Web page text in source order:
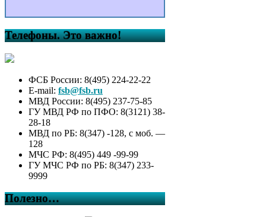
Телефоны. Это важно!
ФСБ России: 8(495) 224-22-22
E-mail: fsb@fsb.ru
МВД России: 8(495) 237-75-85
ГУ МВД РФ по ПФО: 8(3121) 38-
28-18
МВД по РБ: 8(347) -128, с моб. —
128
МЧС РФ: 8(495) 449 -99-99
ГУ МЧС РФ по РБ: 8(347) 233-
9999
Полезно…